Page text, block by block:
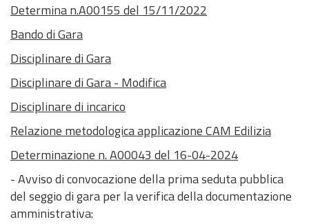
Determina n.A00155 del 15/11/2022
Bando di Gara
Disciplinare di Gara
Disciplinare di Gara - Modifica
Disciplinare di incarico
Relazione metodologica applicazione CAM Edilizia
Determinazione n. A00043 del 16-04-2024
- Avviso di convocazione della prima seduta pubblica
del seggio di gara per la verifica della documentazione
amministrativa: